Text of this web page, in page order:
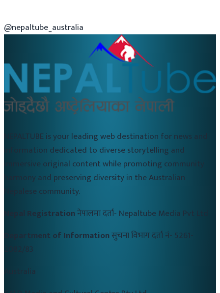
@nepaltube_australia
NEPALTUBE is your leading web destination for news and
information dedicated to diverse storytelling and
immersive original content while promoting community
harmony and preserving diversity in the Australian
Nepalese community.
Nepal Registrationनेपालमा दर्ता- Nepaltube Media Pvt Ltd
Department of Informationसुचना विभाग दर्ता नं- 5261-
2082/83
Australia